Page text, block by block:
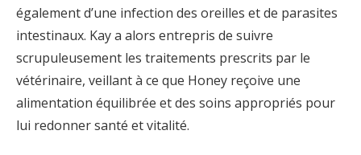
également d’une infection des oreilles et de parasites
intestinaux. Kay a alors entrepris de suivre
scrupuleusement les traitements prescrits par le
vétérinaire, veillant à ce que Honey reçoive une
alimentation équilibrée et des soins appropriés pour
lui redonner santé et vitalité.